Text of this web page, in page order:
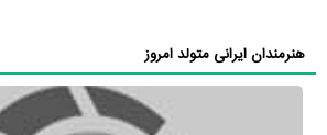
هنرمندان ایرانی متولد امروز